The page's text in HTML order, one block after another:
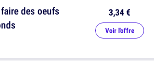
des oeufs
3,34 €
Voir l'offre